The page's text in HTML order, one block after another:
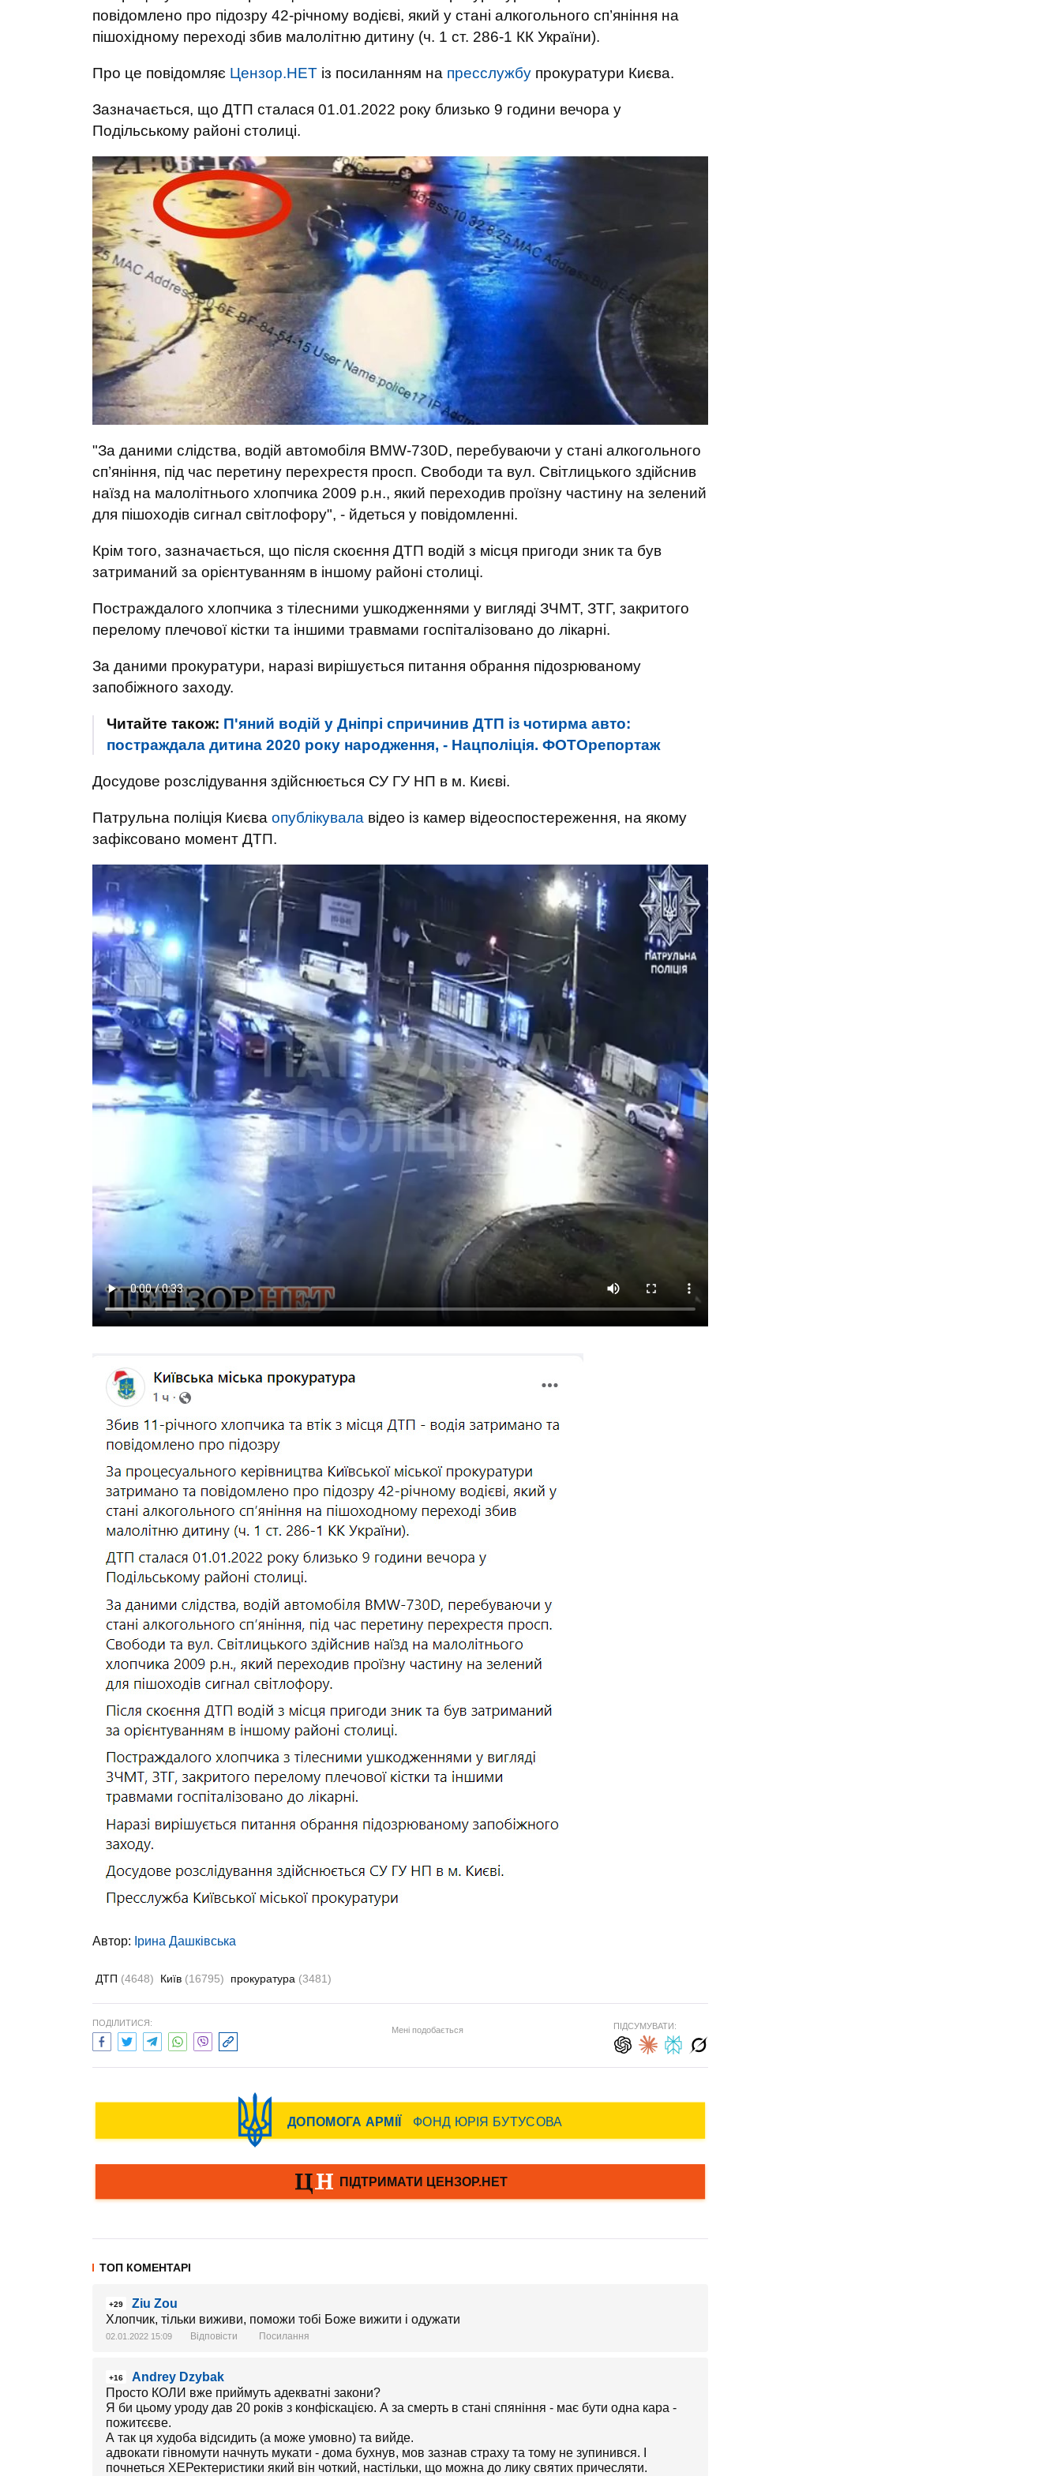
повідомлено про підозру 42-річному водієві, який у стані алкогольного сп’яніння на
пішохідному переході збив малолітню дитину (ч. 1 ст. 286-1 КК України).
Про це повідомляє Цензор.НЕТ із посиланням на пресслужбу прокуратури Києва.
Зазначається, що ДТП сталася 01.01.2022 року близько 9 години вечора у
Подільському районі столиці.
"За даними слідства, водій автомобіля BMW-730D, перебуваючи у стані алкогольного
сп’яніння, під час перетину перехрестя просп. Свободи та вул. Світлицького здійснив
наїзд на малолітнього хлопчика 2009 р.н., який переходив проїзну частину на зелений
для пішоходів сигнал світлофору", - йдеться у повідомленні.
Крім того, зазначається, що після скоєння ДТП водій з місця пригоди зник та був
затриманий за орієнтуванням в іншому районі столиці.
Постраждалого хлопчика з тілесними ушкодженнями у вигляді ЗЧМТ, ЗТГ, закритого
перелому плечової кістки та іншими травмами госпіталізовано до лікарні.
За даними прокуратури, наразі вирішується питання обрання підозрюваному
запобіжного заходу.
Читайте також: П'яний водій у Дніпрі спричинив ДТП із чотирма авто:
постраждала дитина 2020 року народження, - Нацполіція. ФОТОрепортаж
Досудове розслідування здійснюється СУ ГУ НП в м. Києві.
Патрульна поліція Києва опублікувала відео із камер відеоспостереження, на якому
зафіксовано момент ДТП.
Автор: Ірина Дашківська
ДТП (4648) Київ (16795) прокуратура (3481)
ПОДІЛИТИСЯ:
Мені подобається ПІДСУМУВАТИ:
ТОП КОМЕНТАРІ
+29
Ziu Zou
Хлопчик, тільки виживи, поможи тобі Боже вижити і одужати
02.01.2022 15:09 Відповісти Посилання
+16
Andrey Dzybak
Просто КОЛИ вже приймуть адекватні закони?
Я би цьому уроду дав 20 років з конфіскацією. А за смерть в стані спяніння - має бути одна кара -
пожитєєве.
А так ця худоба відсидить (а може умовно) та вийде.
адвокати гівномути начнуть мукати - дома бухнув, мов зазнав страху та тому не зупинився. І
почнеться ХЕРектеристики який він чоткий, настільки, що можна до лику святих причесляти.